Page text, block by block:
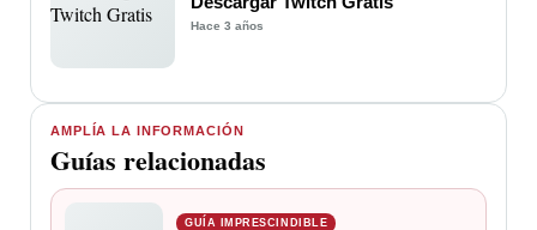
AMPLÍA LA INFORMACIÓN
Guías relacionadas
GUÍA IMPRESCINDIBLE
Hace 3 años